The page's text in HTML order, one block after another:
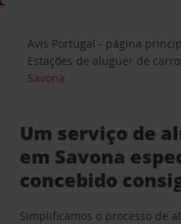
Avis Portugal - página
Estações de aluguer de
Savona
Um serviço de
em Savona
concebido
Simplificamos o processo de